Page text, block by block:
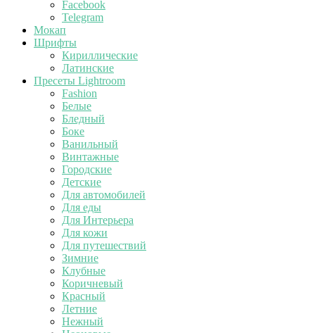
Facebook
Telegram
Мокап
Шрифты
Кириллические
Латинские
Пресеты Lightroom
Fashion
Белые
Бледный
Боке
Ванильный
Винтажные
Городские
Детские
Для автомобилей
Для еды
Для Интерьера
Для кожи
Для путешествий
Зимние
Клубные
Коричневый
Красный
Летние
Нежный